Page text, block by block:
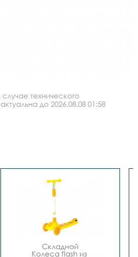
технического
до 2026.08.08 01:58
Складной
Колеса flash из